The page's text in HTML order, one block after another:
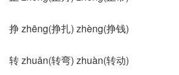
挣 zhēng(挣扎) zhèng(挣钱)
转 zhuǎn(转弯) zhuàn(转动)